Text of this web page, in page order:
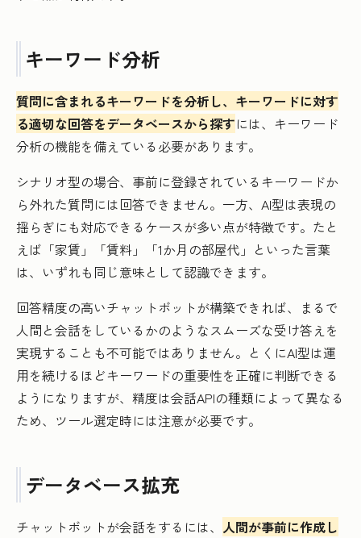
キーワード分析
質問に含まれるキーワードを分析し、キーワードに対す
る適切な回答をデータベースから探すには、キーワード
分析の機能を備えている必要があります。
シナリオ型の場合、事前に登録されているキーワードか
ら外れた質問には回答できません。一方、AI型は表現の
揺らぎにも対応できるケースが多い点が特徴です。たと
えば「家賃」「賃料」「1か月の部屋代」といった言葉
は、いずれも同じ意味として認識できます。
回答精度の高いチャットボットが構築できれば、まるで
人間と会話をしているかのようなスムーズな受け答えを
実現することも不可能ではありません。とくにAI型は運
用を続けるほどキーワードの重要性を正確に判断できる
ようになりますが、精度は会話APIの種類によって異なる
ため、ツール選定時には注意が必要です。
データベース拡充
チャットボットが会話をするには、 人間が事前に作成し